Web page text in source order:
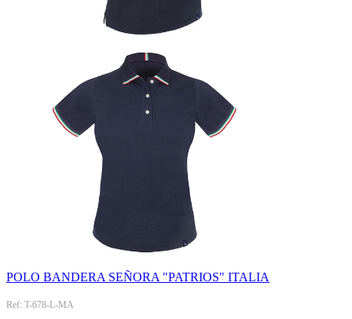
POLO BANDERA SEÑORA "PATRIOS" ITALIA
Ref: T-678-L-MA